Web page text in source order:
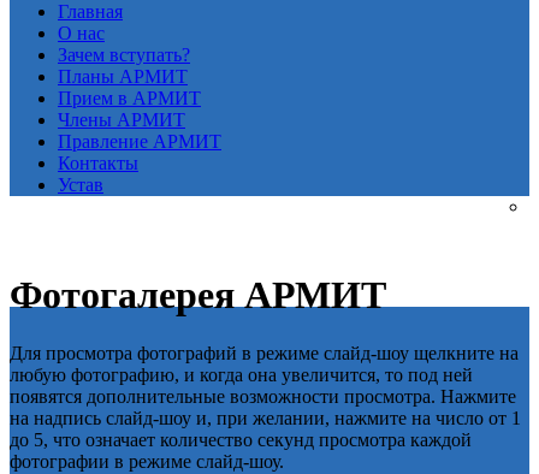
Главная
О нас
Зачем вступать?
Планы АРМИТ
Прием в АРМИТ
Члены АРМИТ
Правление АРМИТ
Контакты
Устав
Фотогалерея АРМИТ
Для просмотра фотографий в режиме слайд-шоу щелкните на
любую фотографию, и когда она увеличится, то под ней
появятся дополнительные возможности просмотра. Нажмите
на надпись слайд-шоу и, при желании, нажмите на число от 1
до 5, что означает количество секунд просмотра каждой
фотографии в режиме слайд-шоу.